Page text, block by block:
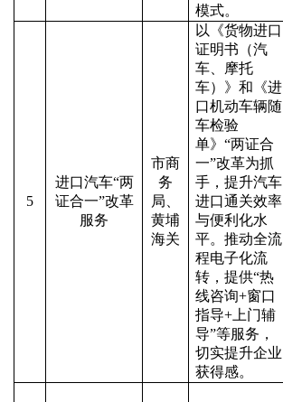
模式。
5
进口汽车“两
证合一”改革
服务
市商
务
局、
黄埔
海关
以《货物进口
证明书（汽
车、摩托
车）》和《进
口机动车辆随
车检验
单》 “两证合
一”改革为抓
手，提升汽车
进口通关效率
与便利化水
平。推动全流
程电子化流
转，提供“热
线咨询+窗口
指导+ 上门辅
导”等服务，
切实提升企业
获得感。